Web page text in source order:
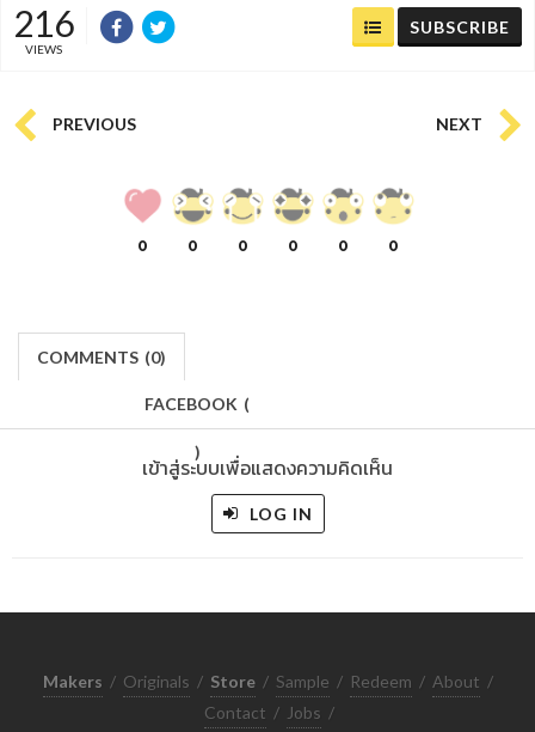
216
VIEWS
SUBSCRIBE
PREVIOUS NEXT
0 0 0 0 0 0
COMMENTS (0)
FACEBOOK (
)
เข้าสู่ระบบเพื่อแสดงความคิดเห็น
LOG IN
Makers / Originals / Store / Sample / Redeem / About /
Contact / Jobs /